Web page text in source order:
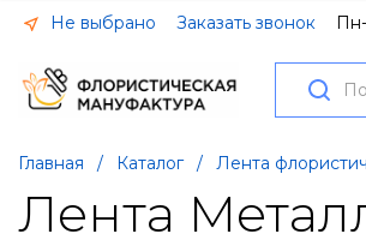
Не выбрано Заказать звонок
Главная / Каталог / Лента
Лента